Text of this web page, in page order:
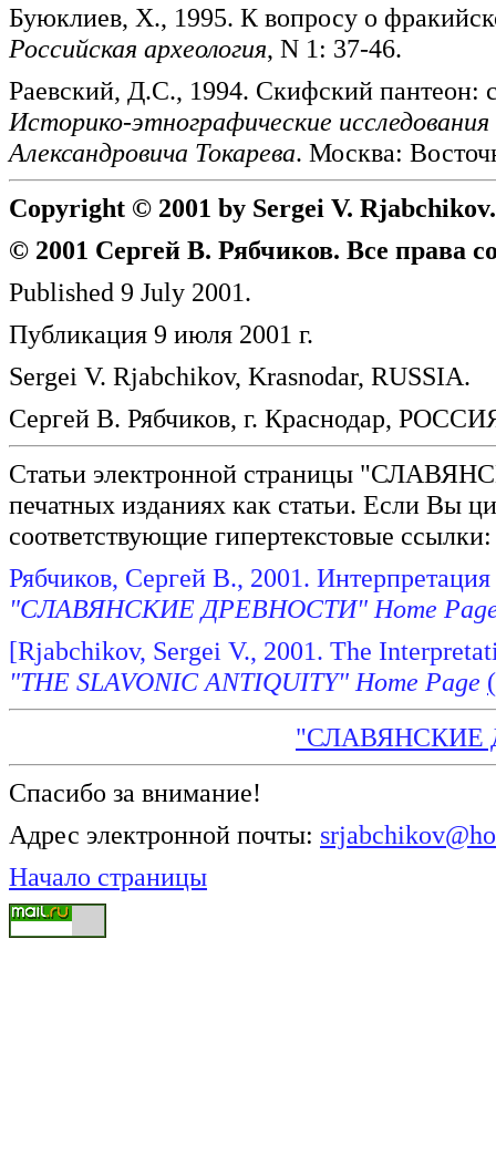
Буюклиев, Х., 1995. К вопросу о
Российская археология, N 1: 37-46.
Раевский, Д.С., 1994. Скифский пантеон:
Историко-этнографические
Александровича Токарева. Москва:
Copyright © 2001 by Sergei V.
© 2001 Сергей В. Рябчиков. Все права
Published 9 July 2001.
Публикация 9 июля 2001 г.
Sergei V. Rjabchikov, Krasnodar, RUSSIA.
Сергей В. Рябчиков, г. Краснодар,
Статьи электронной страницы
печатных изданиях как статьи. Если Вы
соответствующие гипертекстовые ссылки:
Рябчиков, Сергей В., 2001.
"СЛАВЯНСКИЕ ДРЕВНОСТИ" Home
[Rjabchikov, Sergei V., 2001. The
"THE SLAVONIC ANTIQUITY" Home Page
"СЛАВЯНСКИЕ
Спасибо за внимание!
Адрес электронной почты:
Начало страницы